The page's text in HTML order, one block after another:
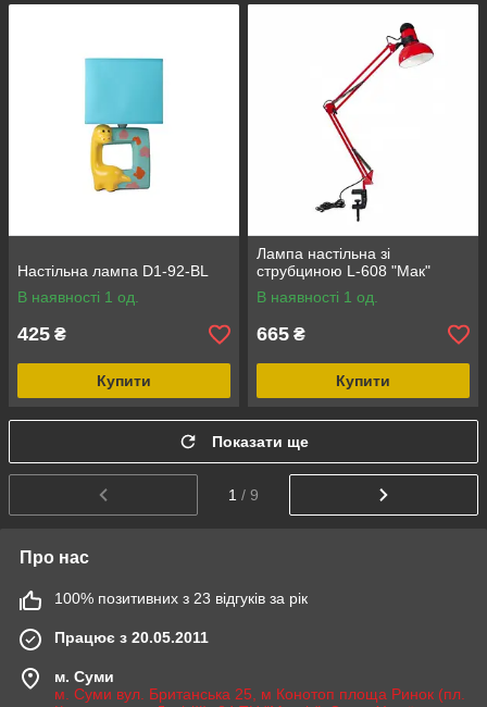
Настільна лампа D1-92-BL
В наявності 1 од.
425 ₴
Купити
Лампа настільна зі
струбциною L-608 "Мак"
В наявності 1 од.
665 ₴
Купити
Показати ще
1 / 9
Про нас
100% позитивних з 23 відгуків за рік
Працює з 20.05.2011
м. Суми
м. Суми вул. Британська 25, м Конотоп площа Ринок (пл.